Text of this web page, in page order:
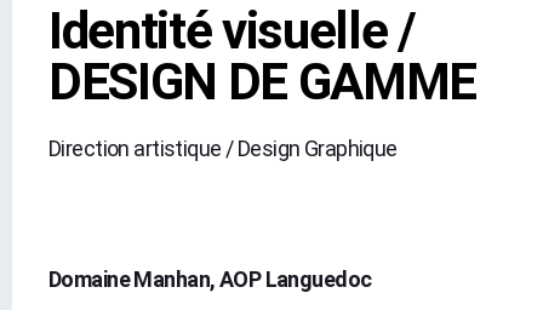
Identité visuelle /
DESIGN DE GAMME
Direction artistique / Design Graphique
Domaine Manhan, AOP Languedoc